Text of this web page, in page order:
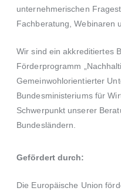
unternehmerischen
Fachberatung, Webinaren
Wir sind ein akkreditiertes
Förderprogramm
Gemeinwohlorientierter
Bundesministeriums für
Schwerpunkt unserer
Bundesländern.
Gefördert durch:
Die Europäische Union